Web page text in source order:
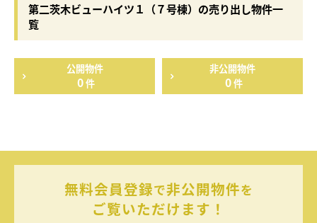
第二茨木ビューハイツ１（７号棟）の売り出し物件一
覧
公開物件
0件
非公開物件
0件
無料会員登録で非公開物件を
ご覧いただけます！